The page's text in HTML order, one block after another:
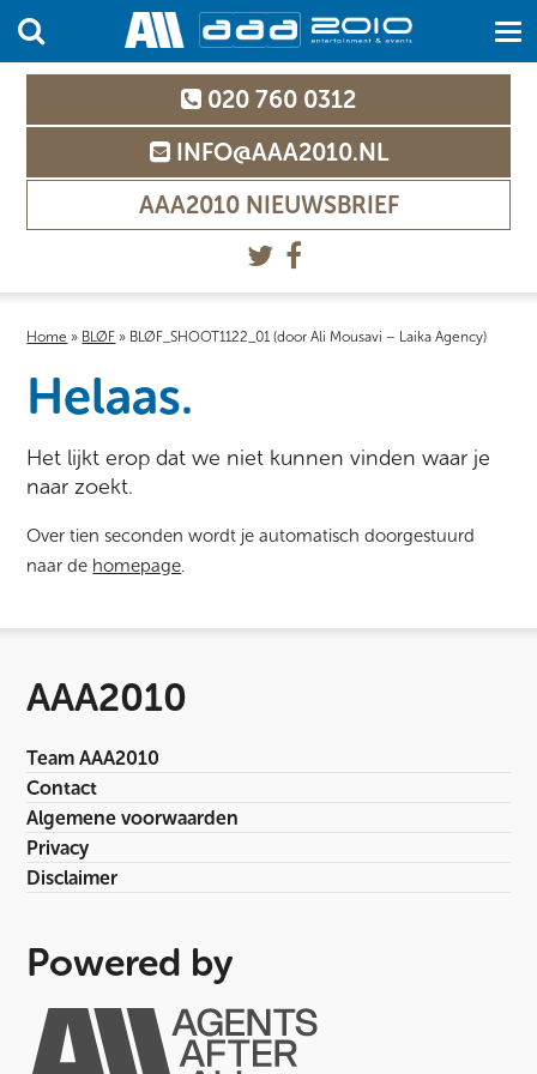
020 760 0312
INFO@AAA2010.NL
AAA2010 NIEUWSBRIEF
Home » BLØF » BLØF_SHOOT1122_01 (door Ali Mousavi – Laika Agency)
Helaas.
Het lijkt erop dat we niet kunnen vinden waar je
naar zoekt.
Over tien seconden wordt je automatisch doorgestuurd
naar de homepage.
AAA2010
Team AAA2010
Contact
Algemene voorwaarden
Privacy
Disclaimer
Powered by